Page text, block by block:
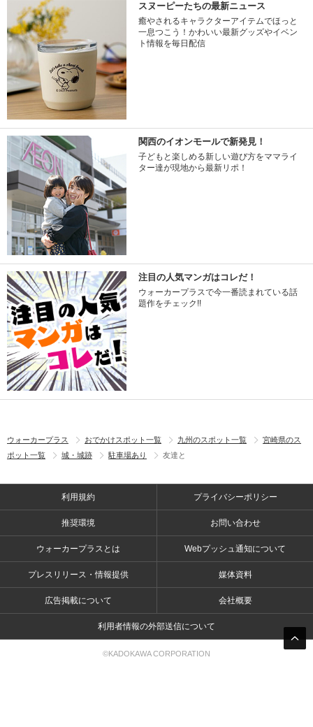
スヌーピーたちの最新ニュース
癒やされるキャラクターアイテムでほっと
一息つこう！かわいい最新グッズやイベン
ト情報を毎日配信
関西のイオンモールで新発見！
子どもと楽しめる新しい遊び方をママライ
ター達が現地から最新リポ！
注目の人気マンガはコレだ！
ウォーカープラスで今一番読まれている話
題作をチェック!!
ウォーカープラス おでかけスポット一覧 九州のスポット一覧
宮崎県のス
ポット一覧
城・城跡 駐車場あり 友達と
利用規約 プライバシーポリシー
推奨環境 お問い合わせ
ウォーカープラスとは Webプッシュ通知について
プレスリリース・情報提供 媒体資料
広告掲載について 会社概要
利用者情報の外部送信について
©KADOKAWA CORPORATION